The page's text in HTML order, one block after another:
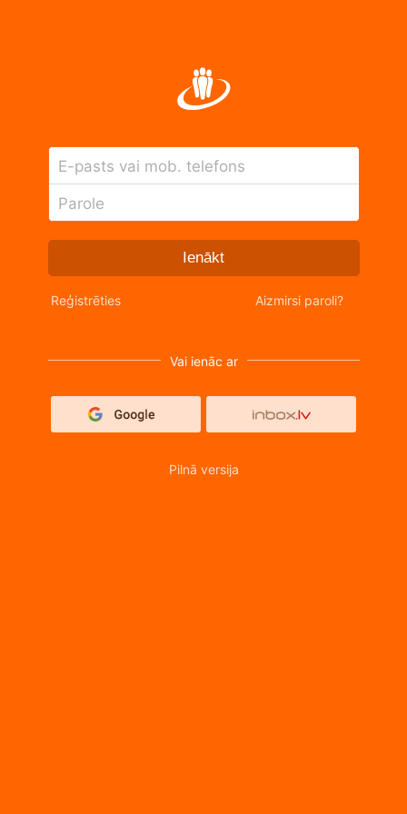
E-pasts vai mob. telefons
Parole
Ienākt
Reģistrēties Aizmirsi paroli?
Vai ienāc ar
Pilnā versija